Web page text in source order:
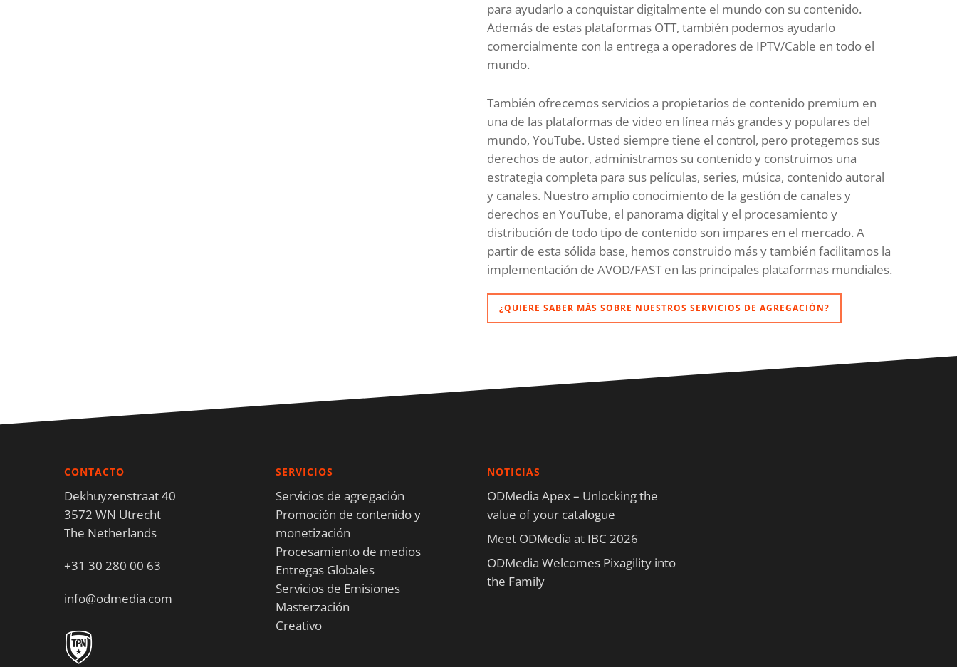
para ayudarlo a conquistar digitalmente el mundo con su contenido.
Además de estas plataformas OTT, también podemos ayudarlo
comercialmente con la entrega a operadores de IPTV/Cable en todo el
mundo.
También ofrecemos servicios a propietarios de contenido premium en
una de las plataformas de video en línea más grandes y populares del
mundo, YouTube. Usted siempre tiene el control, pero protegemos sus
derechos de autor, administramos su contenido y construimos una
estrategia completa para sus películas, series, música, contenido autoral
y canales. Nuestro amplio conocimiento de la gestión de canales y
derechos en YouTube, el panorama digital y el procesamiento y
distribución de todo tipo de contenido son impares en el mercado. A
partir de esta sólida base, hemos construido más y también facilitamos la
implementación de AVOD/FAST en las principales plataformas mundiales.
¿QUIERE SABER MÁS SOBRE NUESTROS SERVICIOS DE AGREGACIÓN?
CONTACTO
Dekhuyzenstraat 40
3572 WN Utrecht
The Netherlands
+31 30 280 00 63
info@odmedia.com
SERVICIOS
Servicios de agregación
Promoción de contenido y
monetización
Procesamiento de medios
Entregas Globales
Servicios de Emisiones
Masterzación
Creativo
NOTICIAS
ODMedia Apex – Unlocking the
value of your catalogue
Meet ODMedia at IBC 2026
ODMedia Welcomes Pixagility into
the Family